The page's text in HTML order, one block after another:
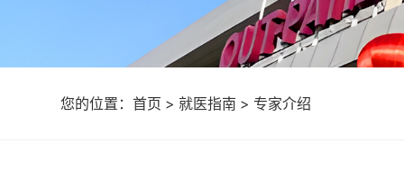
您的位置：首页 > 就医指南 > 专家介绍